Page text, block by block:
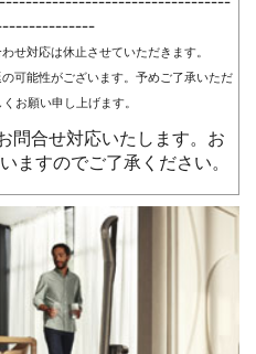
せ対応は休止させていただきます。
可能性がございます。予めご了承いただ
お願い申し上げます。
問合せ対応いたします。お
ますのでご了承ください。